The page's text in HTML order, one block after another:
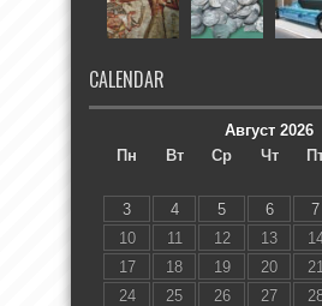
CALENDAR
Август 2026
Пн
Вт Ср Чт
3
4 5 6 7
10
11 12 13
17
18 19 20 21
24
25 26 27